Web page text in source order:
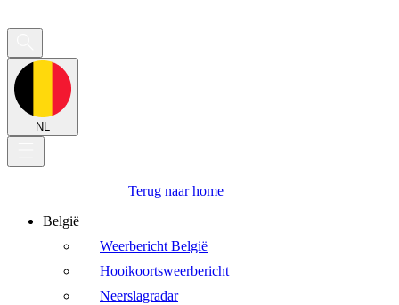
NL
Terug naar home
België
Weerbericht België
Hooikoortsweerbericht
Neerslagradar